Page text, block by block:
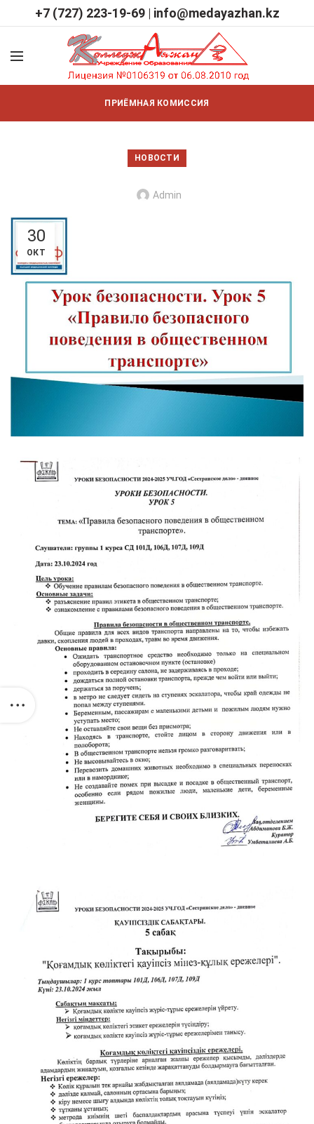
+7 (727) 223-19-69| info@medayazhan.kz
ПРИЁМНАЯ КОМИССИЯ
НОВОСТИ
Admin
30
ОКТ